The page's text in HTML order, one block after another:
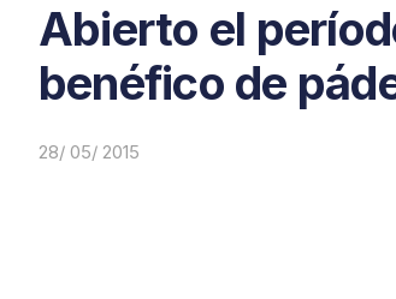
Abierto el
benéfico de
28/ 05/ 2015